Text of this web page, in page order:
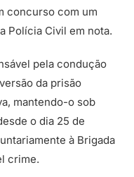
concurso com um
Polícia Civil em nota.
pela condução
da prisão
mantendo-o sob
o dia 25 de
à Brigada
crime.